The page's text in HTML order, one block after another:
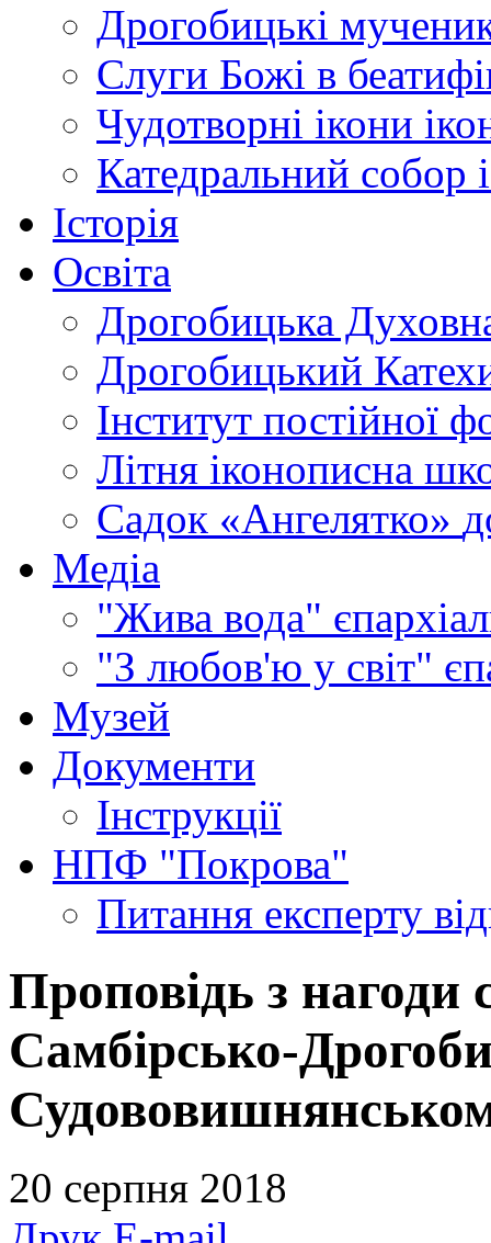
Дрогобицькі
Слуги Божі в
Чудотворні ікони
Катедральний собор
Історія
Освіта
Дрогобицька
Дрогобицький
Інститут постійної
Літня іконописна
Садок «Ангелятко»
Медіа
"Жива вода"
"З любов'ю у світ"
Музей
Документи
Інструкції
НПФ "Покрова"
Питання експерту
Проповідь з нагоди
Самбірсько-
20 серпня 2018